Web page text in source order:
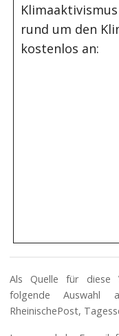
rund um den
kostenlos an:
Als Quelle für diese
folgende Auswahl
RheinischePost,